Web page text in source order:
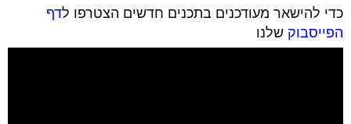
כדי להישאר מעודכנים בתכנים חדשים הצטרפו לדף
הפייסבוק שלנו